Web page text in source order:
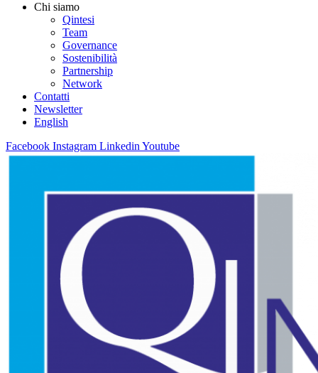
Chi siamo
Qintesi
Team
Governance
Sostenibilità
Partnership
Network
Contatti
Newsletter
English
Facebook Instagram Linkedin Youtube